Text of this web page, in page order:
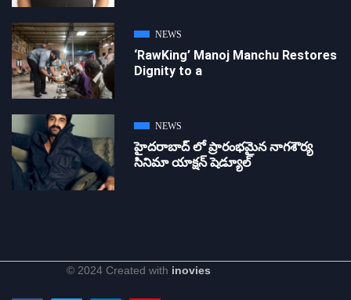
NEWS
‘RawKing’ Manoj Manchu Restores
Dignity to a
NEWS
హైదరాబాద్ లో ప్రారంభమైన నాగశౌర్య
సినిమా యాక్షన్ షెడ్యూల్
© 2024 Created with inovies